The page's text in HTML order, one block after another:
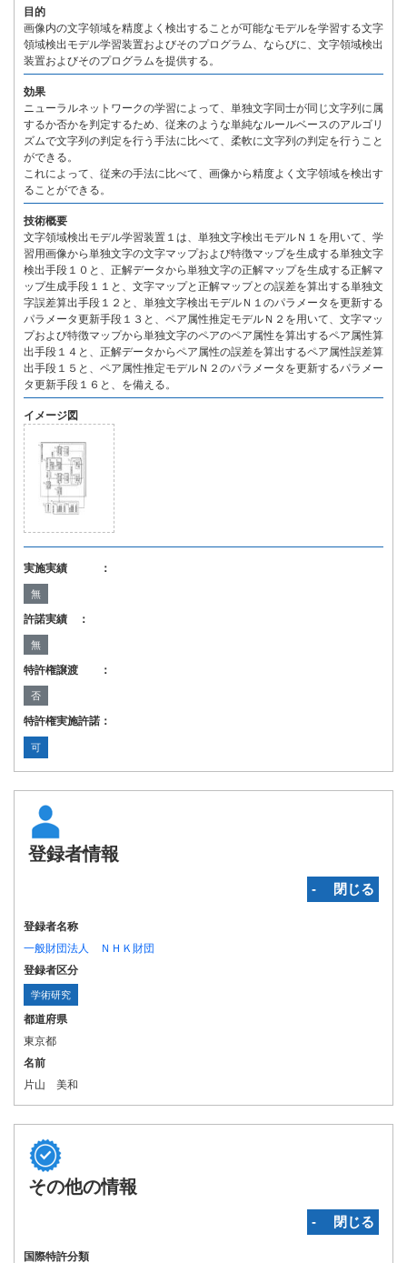
目的
画像内の文字領域を精度よく検出することが可能なモデルを学習する文字
領域検出モデル学習装置およびそのプログラム、ならびに、文字領域検出
装置およびそのプログラムを提供する。
効果
ニューラルネットワークの学習によって、単独文字同士が同じ文字列に属
するか否かを判定するため、従来のような単純なルールベースのアルゴリ
ズムで文字列の判定を行う手法に比べて、柔軟に文字列の判定を行うこと
ができる。
これによって、従来の手法に比べて、画像から精度よく文字領域を検出す
ることができる。
技術概要
文字領域検出モデル学習装置１は、単独文字検出モデルＮ１を用いて、学
習用画像から単独文字の文字マップおよび特徴マップを生成する単独文字
検出手段１０と、正解データから単独文字の正解マップを生成する正解マ
ップ生成手段１１と、文字マップと正解マップとの誤差を算出する単独文
字誤差算出手段１２と、単独文字検出モデルＮ１のパラメータを更新する
パラメータ更新手段１３と、ペア属性推定モデルＮ２を用いて、文字マッ
プおよび特徴マップから単独文字のペアのペア属性を算出するペア属性算
出手段１４と、正解データからペア属性の誤差を算出するペア属性誤差算
出手段１５と、ペア属性推定モデルＮ２のパラメータを更新するパラメー
タ更新手段１６と、を備える。
イメージ図
実施実績 ：
無
許諾実績 ：
無
特許権譲渡 ：
否
特許権実施許諾：
可
登録者情報
‐ 閉じる
登録者名称
一般財団法人 ＮＨＫ財団
登録者区分
学術研究
都道府県
東京都
名前
片山 美和
その他の情報
‐ 閉じる
国際特許分類